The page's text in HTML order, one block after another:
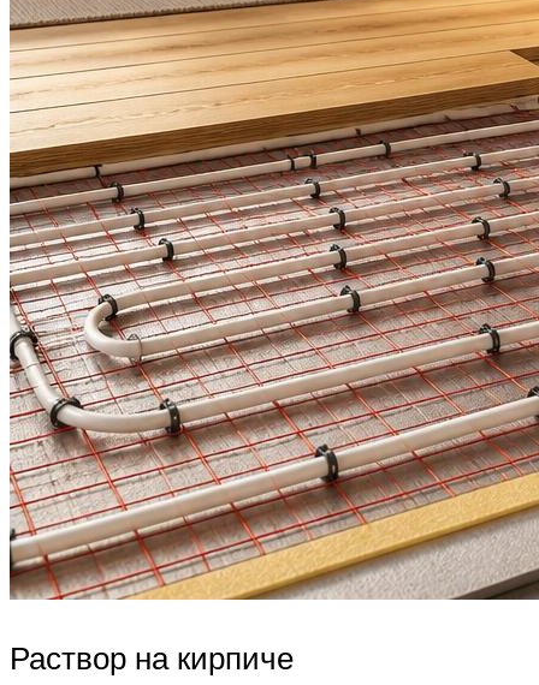
Раствор на кирпиче